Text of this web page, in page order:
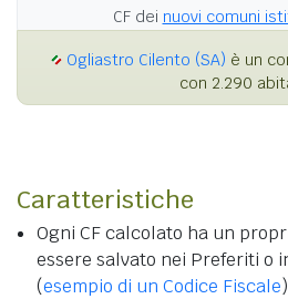
CF dei nuovi comuni
Ogliastro Cilento (SA) è un
con 2.290
Caratteristiche
Ogni CF calcolato ha un
essere salvato nei Preferiti o
(esempio di un Codice Fiscale)